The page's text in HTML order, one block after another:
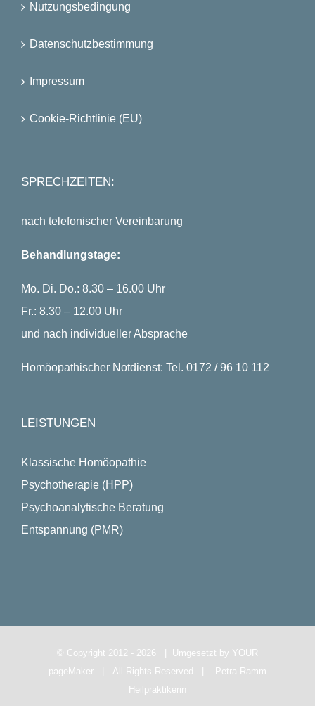
Nutzungsbedingung
Datenschutzbestimmung
Impressum
Cookie-Richtlinie (EU)
SPRECHZEITEN:
nach telefonischer Vereinbarung
Behandlungstage:
Mo. Di. Do.: 8.30 – 16.00 Uhr
Fr.: 8.30 – 12.00 Uhr
und nach individueller Absprache
Homöopathischer Notdienst: Tel. 0172 / 96 10 112
LEISTUNGEN
Klassische Homöopathie
Psychotherapie (HPP)
Psychoanalytische Beratung
Entspannung (PMR)
© Copyright 2012 - 2026 | Umgesetzt by YOUR
pageMaker | All Rights Reserved |
Petra Ramm
Heilpraktikerin